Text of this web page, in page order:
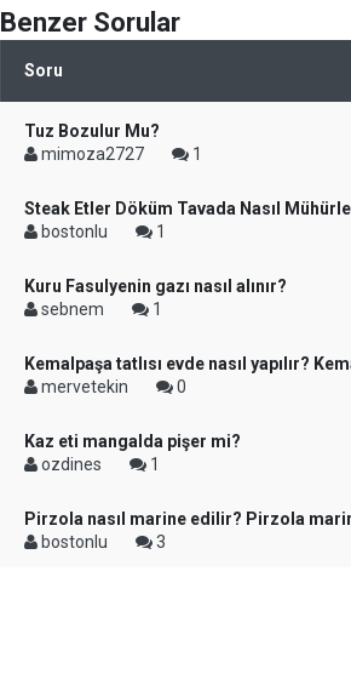
Benzer Sorular
Soru
Tuz Bozulur Mu?
mimoza2727
1
Steak Etler Döküm Tavada Nasıl
bostonlu
1
Kuru Fasulyenin gazı nasıl alınır?
sebnem
1
Kemalpaşa tatlısı evde nasıl yapılır?
mervetekin
0
Kaz eti mangalda pişer mi?
ozdines
1
Pirzola nasıl marine edilir? Pirzola
bostonlu
3